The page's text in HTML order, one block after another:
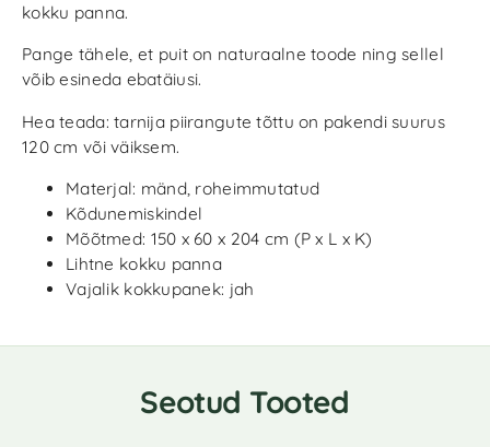
kokku panna.
Pange tähele, et puit on naturaalne toode ning sellel
võib esineda ebatäiusi.
Hea teada: tarnija piirangute tõttu on pakendi suurus
120 cm või väiksem.
Materjal: mänd, roheimmutatud
Kõdunemiskindel
Mõõtmed: 150 x 60 x 204 cm (P x L x K)
Lihtne kokku panna
Vajalik kokkupanek: jah
Seotud Tooted